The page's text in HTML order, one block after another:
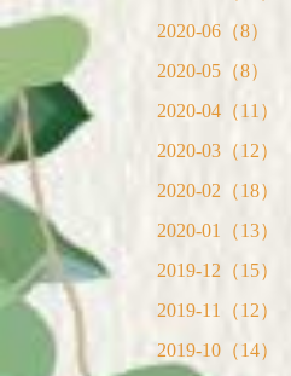
2020-06（8）
2020-05（8）
2020-04（11）
2020-03（12）
2020-02（18）
2020-01（13）
2019-12（15）
2019-11（12）
2019-10（14）